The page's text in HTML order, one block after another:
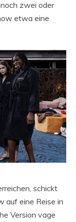
zwei oder
etwa eine
schickt
auf eine Reise in
Version vage